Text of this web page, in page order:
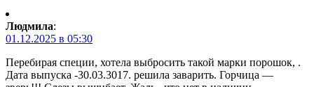
Людмила:
01.12.2025 в 05:30
Перебирая специи, хотела выбросить такой марки порошок, .
Дата выпуска -30.03.3017. решила заварить. Горчица —